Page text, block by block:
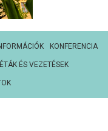
KONFERENCIA
ÉS VEZETÉSEK